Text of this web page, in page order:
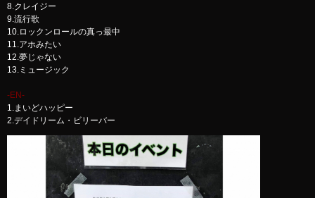
8.クレイジー
9.流行歌
10.ロックンロールの真っ最中
11.アホみたい
12.夢じゃない
13.ミュージック
-EN-
1.まいどハッピー
2.デイドリーム・ビリーバー